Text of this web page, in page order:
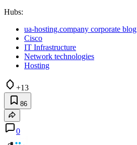
Hubs:
ua-hosting.company corporate blog
Cisco
IT Infrastructure
Network technologies
Hosting
+13
86
0